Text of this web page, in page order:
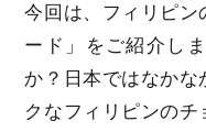
今回は、フィリピン
ード」をご紹介し
か？日本ではなか
クなフィリピンのチ